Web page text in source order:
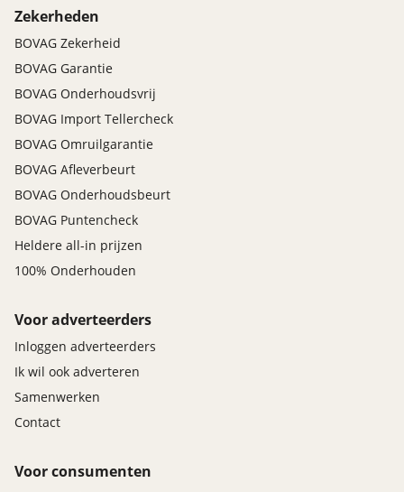
Zekerheden
BOVAG Zekerheid
BOVAG Garantie
BOVAG Onderhoudsvrij
BOVAG Import Tellercheck
BOVAG Omruilgarantie
BOVAG Afleverbeurt
BOVAG Onderhoudsbeurt
BOVAG Puntencheck
Heldere all-in prijzen
100% Onderhouden
Voor adverteerders
Inloggen adverteerders
Ik wil ook adverteren
Samenwerken
Contact
Voor consumenten